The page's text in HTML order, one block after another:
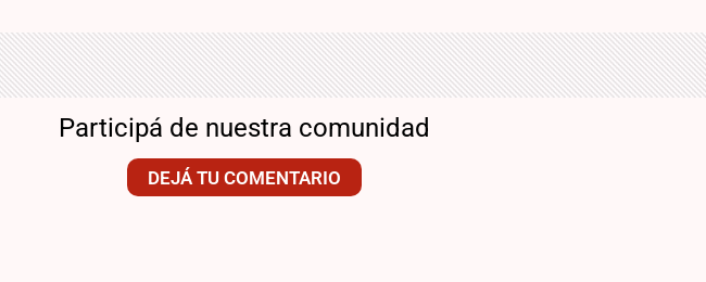
Participá de nuestra comunidad
DEJÁ TU COMENTARIO